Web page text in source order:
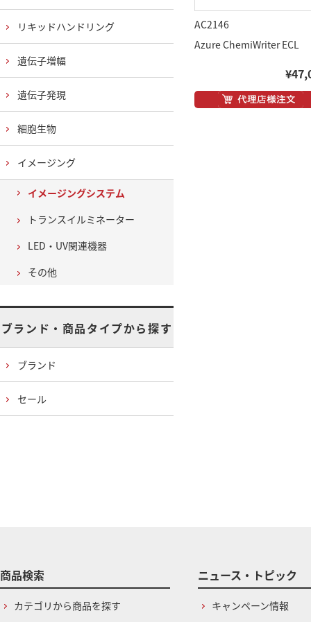
AC2146
Azure ChemiWriter ECL
リキッドハンドリング
遺伝子増幅
遺伝子発現
細胞生物
イメージング
イメージングシステム
トランスイルミネーター
LED・UV関連機器
その他
ブランド・商品タイプから探す
ブランド
セール
商品検索
カテゴリから商品を探す
ニュース・トピック
キャンペーン情報